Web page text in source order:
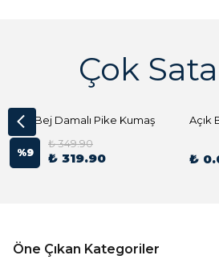
Çok
Açık Bej Damalı Pike Kumaş
%9
₺ 349.90
₺ 319.90 ₺
Öne Çıkan Kategoriler